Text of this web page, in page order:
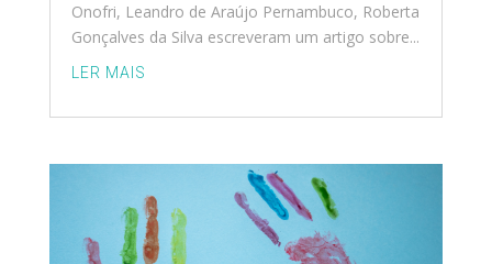
Onofri, Leandro de Araújo Pernambuco, Roberta
Gonçalves da Silva escreveram um artigo sobre...
LER MAIS